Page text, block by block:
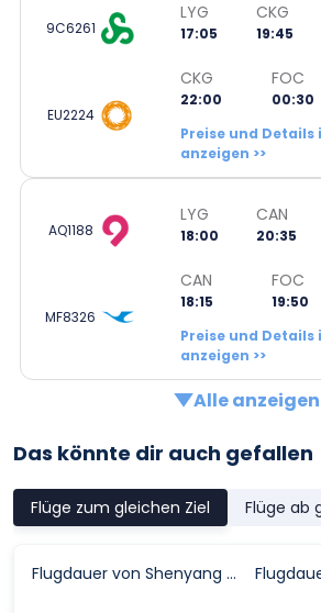
9C6261
LYG
17:05
CKG
19:45
EU2224
CKG
22:00
FOC
00:30
Preise und Details
anzeigen >>
AQ1188
LYG
18:00
CAN
20:35
MF8326
CAN
18:15
FOC
19:50
Preise und Details
anzeigen >>
Alle anzeigen
Das könnte dir auch gefallen
Flüge zum gleichen Ziel Flüge ab
Flugdauer von Shenyang nach Fuzhou